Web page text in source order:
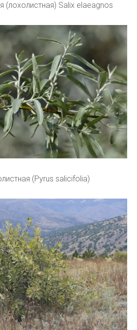
(лохолистная) Salix elaeagnos
(Pyrus salicifolia)